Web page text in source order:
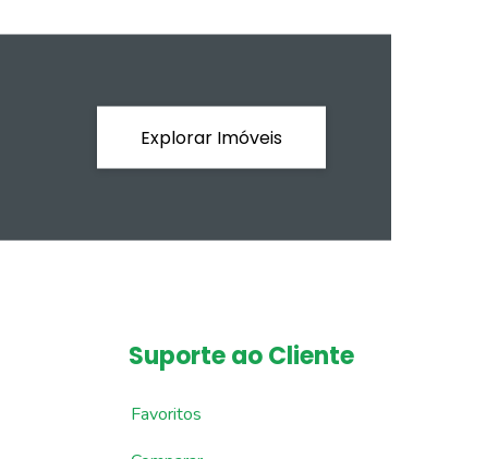
Explorar Imóveis
Suporte ao Cliente
Favoritos